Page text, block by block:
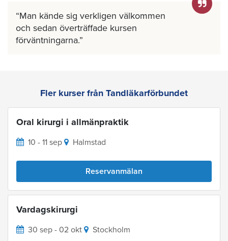
Man kände sig verkligen välkommen
och sedan överträffade kursen
förväntningarna.
Fler kurser från Tandläkarförbundet
Oral kirurgi i allmänpraktik
10 - 11 sep Halmstad
Reservanmälan
Vardagskirurgi
30 sep - 02 okt Stockholm